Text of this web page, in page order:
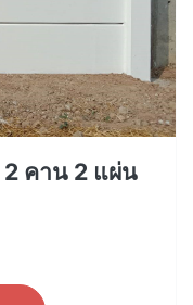
คาน 2 แผ่น